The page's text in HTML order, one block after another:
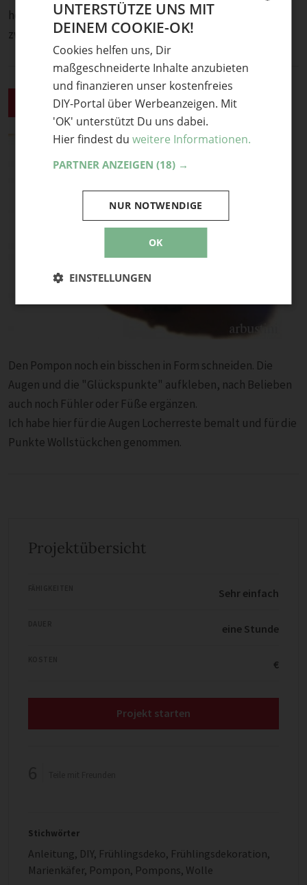
herumführen, so dass man ihn sehen kann, da er die Mitte
zwischen den Flügeln darstellt.
Marienkäfer fertig stellen (2)
Den Pompon noch ein bisschen in Form schneiden. Die
Augen und die "Glückspunkte" aufkleben, nach Belieben
auch noch Fühler oder Füße ergänzen.
Ich habe hier für die Augen Locherreste bemalt und für die
Punkte Wollstückchen genommen.
Projektübersicht
Sehr einfach
eine Stunde
€
Projekt starten
Stichwörter
Anleitung, DIY, Frühlingsdeko, Frühlingsdekoration,
Marienkäfer, Pompon, Pompons, Wolle
UNTERSTÜTZE UNS MIT
DEINEM COOKIE-OK!
Cookies helfen uns, Dir
maßgeschneiderte Inhalte anzubieten
und finanzieren unser kostenfreies
DIY-Portal über Werbeanzeigen. Mit
'OK' unterstützt Du uns dabei.
Hier findest du weitere Informationen.
PARTNER ANZEIGEN (18) →
OK
NUR NOTWENDIGE
EINSTELLUNGEN